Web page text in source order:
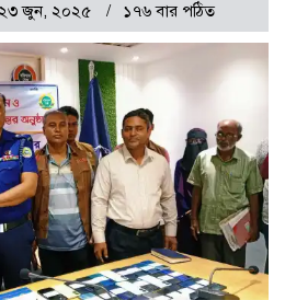
জুন, ২০২৫ ১৭৬ বার পঠিত